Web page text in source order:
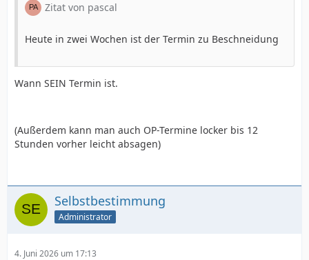
Zitat von pascal
Heute in zwei Wochen ist der Termin zu Beschneidung
Wann SEIN Termin ist.
(Außerdem kann man auch OP-Termine locker bis 12
Stunden vorher leicht absagen)
Selbstbestimmung
Administrator
4. Juni 2026 um 17:13